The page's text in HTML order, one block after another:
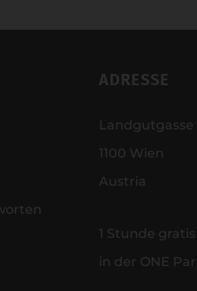
ADRESSE
Landgutgasse
1100 Wien
Austria
1 Stunde
in der ONE